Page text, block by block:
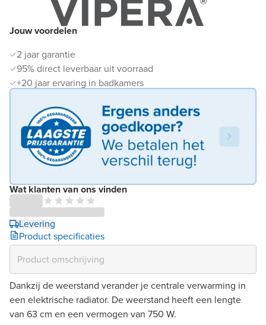
Jouw voordelen
2 jaar garantie
95% direct leverbaar uit voorraad
+20 jaar ervaring in badkamers
Wat klanten van ons vinden
Levering
Product specificaties
Dankzij de weerstand verander je centrale verwarming in
een elektrische radiator. De weerstand heeft een lengte
van 63 cm en een vermogen van 750 W.